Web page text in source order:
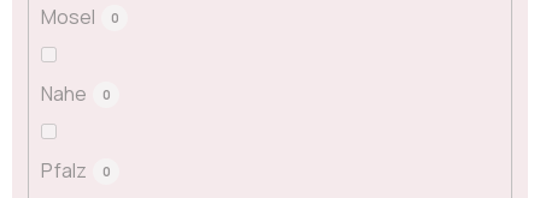
Mosel 0
Nahe 0
Pfalz 0